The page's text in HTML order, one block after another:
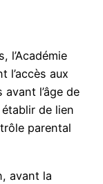
l’Académie
l’accès aux
l’âge de
de lien
parental
avant la